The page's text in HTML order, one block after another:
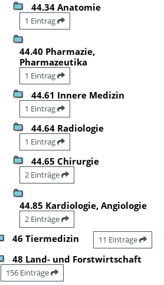
44.34 Anatomie
1 Eintrag
44.40 Pharmazie,
Pharmazeutika
1 Eintrag
44.61 Innere Medizin
1 Eintrag
44.64 Radiologie
1 Eintrag
44.65 Chirurgie
2 Einträge
44.85 Kardiologie, Angiologie
2 Einträge
46 Tiermedizin 11 Einträge
48 Land- und Forstwirtschaft
156 Einträge